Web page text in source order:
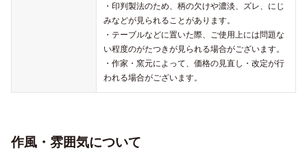
・印判製法のため、柄の欠けや濃淡、ズレ、にじ
みなどが見られることがあります。
・テーブルなどに置いた際、ご使用上には問題な
い程度のがたつきが見られる場合がございます。
・作家・窯元によって、価格の見直し・改定が行
われる場合がございます。
作風・雰囲気について